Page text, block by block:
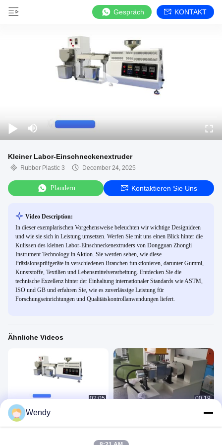
Gespräch KONTAKT
Kleiner Labor-Einschneckenextruder
Rubber Plastic 3 December 24, 2025
Plaudern Kontaktieren Sie Uns
Video Description:
In dieser exemplarischen Vorgehensweise beleuchten wir wichtige Designideen
und wie sie sich in Leistung umsetzen. Werfen Sie mit uns einen Blick hinter die
Kulissen des kleinen Labor-Einschneckenextruders von Dongguan Zhongli
Instrument Technology in Aktion. Sie werden sehen, wie diese
Präzisionsprüfgeräte in verschiedenen Branchen funktionieren, darunter Gummi,
Kunststoffe, Textilien und Lebensmittelverarbeitung. Entdecken Sie die
technische Exzellenz hinter der Einhaltung internationaler Standards wie ASTM,
ISO und GB und erfahren Sie, wie es zuverlässige Leistung für
Forschungseinrichtungen und Qualitätskontrollanwendungen liefert.
Ähnliche Videos
02:05
Labor Mini Desktop Twin Screw
Extruder Twin Screw Labor Extrusion
00:19
110L Kneader Mixer automatische
November 21, 2023
Wendy